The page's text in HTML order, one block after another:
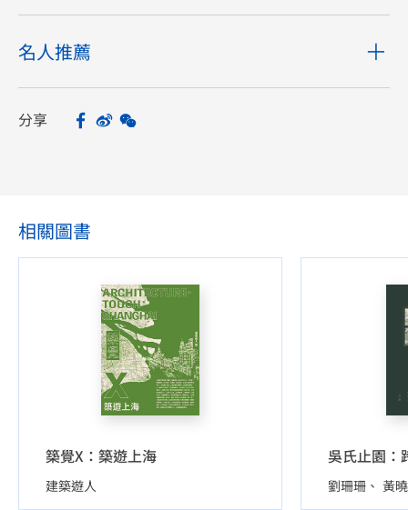
名人推薦
分享 Facebook
Sina Weibo
WeChat
相關圖書
築覺X：築遊上海
建築遊人
吳氏止園：
劉珊珊 黃曉